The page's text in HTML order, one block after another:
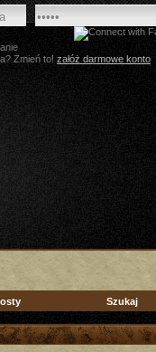
Zmień to! załóż darmowe konto
Szukaj